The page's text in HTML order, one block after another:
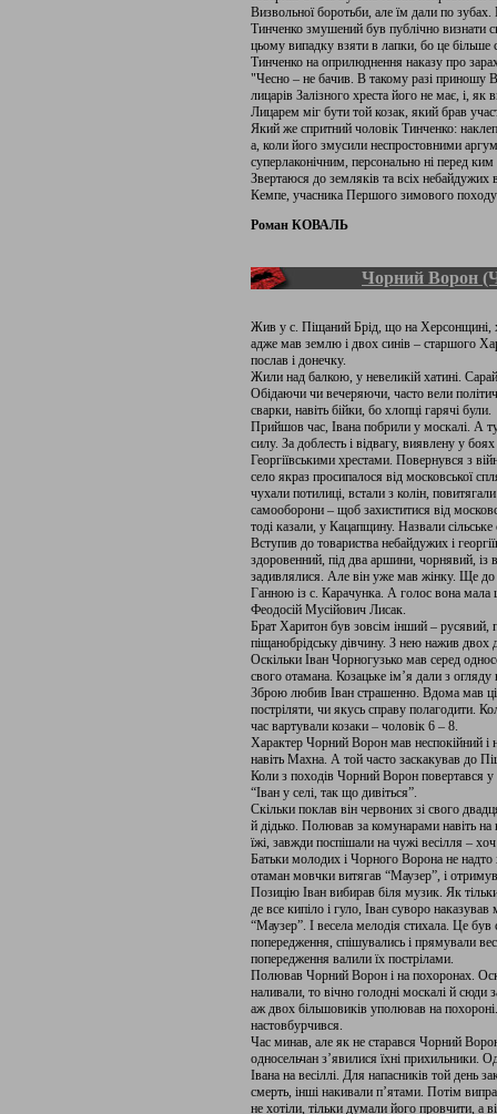
Визвольної боротьби, але їм дали по
Тинченко змушений був публічно
цьому випадку взяти в лапки, бо це
Тинченко на оприлюднення наказу про
"Чесно – не бачив. В такому разі приношу
лицарів Залізного хреста його не має, і,
Лицарем міг бути той козак, який брав
Який же спритний чоловік Тинченко:
а, коли його змусили неспростовними
суперлаконічним, персонально ні перед
Звертаюся до земляків та всіх
Кемпе, учасника Першого зимового
Роман КОВАЛЬ
Чорний Ворон
Жив у с. Піщаний Брід, що на Херсонщині,
адже мав землю і двох синів – старшого
послав і донечку.
Жили над балкою, у невеликій хатині.
Обідаючи чи вечеряючи, часто вели
сварки, навіть бійки, бо хлопці гарячі були.
Прийшов час, Івана побрили у москалі. А
силу. За доблесть і відвагу, виявлену у
Георгіївськими хрестами. Повернувся з
село якраз просипалося від московської
чухали потилиці, встали з колін,
самооборони – щоб захиститися від
тоді казали, у Кацапщину. Назвали
Вступив до товариства небайдужих і
здоровенний, під два аршини, чорнявий,
задивлялися. Але він уже мав жінку. Ще
Ганною із с. Карачунка. А голос вона мала
Феодосій Мусійович Лисак.
Брат Харитон був зовсім інший – русявий,
піщанобрідську дівчину. З нею нажив двох
Оскільки Іван Чорногузько мав серед
свого отамана. Козацьке ім’я дали з
Зброю любив Іван страшенно. Вдома мав
постріляти, чи якусь справу полагодити.
час вартували козаки – чоловік 6 – 8.
Характер Чорний Ворон мав неспокійний і
навіть Махна. А той часто заскакував до
Коли з походів Чорний Ворон повертався
“Іван у селі, так що дивіться”.
Скільки поклав він червоних зі свого
й дідько. Полював за комунарами навіть
їжі, завжди поспішали на чужі весілля –
Батьки молодих і Чорного Ворона не надто
отаман мовчки витягав “Маузер”, і
Позицію Іван вибирав біля музик. Як тільки
де все кипіло і гуло, Іван суворо
“Маузер”. І весела мелодія стихала. Це
попередження, спішувались і прямували
попередження валили їх пострілами.
Полював Чорний Ворон і на похоронах.
наливали, то вічно голодні москалі й
аж двох більшовиків уполював на
настовбурчився.
Час минав, але як не старався Чорний
односельчан з’явилися їхні прихильники.
Івана на весіллі. Для напасників той день
смерть, інші накивали п’ятами. Потім
не хотіли, тільки думали його провчити, а